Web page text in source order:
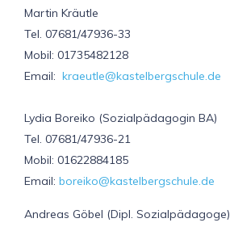
Martin Kräutle
Tel. 07681/47936-33
Mobil: 01735482128
Email: kraeutle@kastelbergschule.de
Lydia Boreiko (Sozialpädagogin BA)
Tel. 07681/47936-21
Mobil: 01622884185
Email: boreiko@kastelbergschule.de
Andreas Göbel (Dipl. Sozialpädagoge)